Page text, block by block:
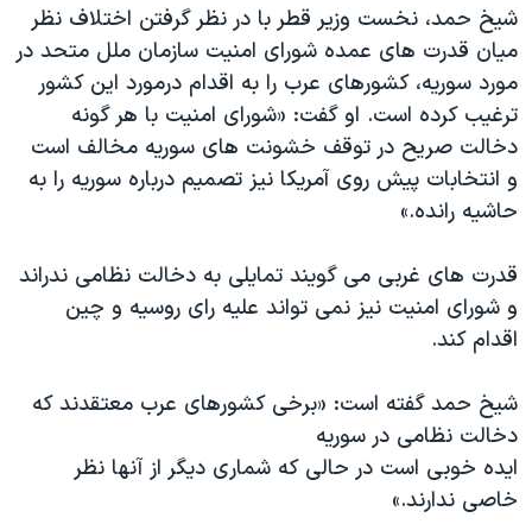
شیخ حمد، نخست وزیر قطر با در نظر گرفتن اختلاف نظر
میان قدرت های عمده شورای امنیت سازمان ملل متحد در
مورد سوریه، کشورهای عرب را به اقدام درمورد این کشور
ترغیب کرده است. او گفت: «شورای امنیت با هر گونه
دخالت صریح در توقف خشونت های سوریه مخالف است
و انتخابات پیش روی آمریکا نیز تصمیم درباره سوریه را به
حاشیه رانده.»
قدرت های غربی می گویند تمایلی به دخالت نظامی ندراند
و شورای امنیت نیز نمی تواند علیه رای روسیه و چین
اقدام کند.
شیخ حمد گفته است: «برخی کشورهای عرب معتقدند که
دخالت نظامی در سوریه
ایده خوبی است در حالی که شماری دیگر از آنها نظر
خاصی ندارند.»